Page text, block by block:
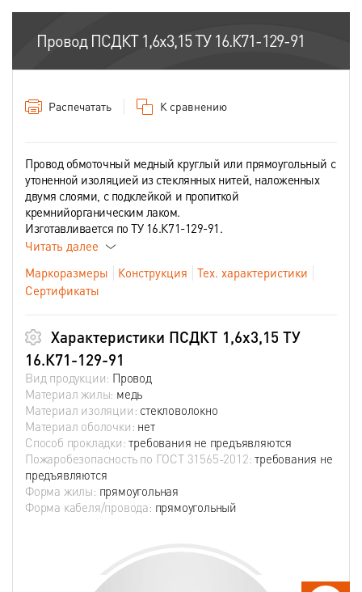
Провод ПСДКТ 1,6х3,15 ТУ 16.К71-129-91
Распечатать К сравнению
Провод обмоточный медный круглый или прямоугольный с
утоненной изоляцией из стеклянных нитей, наложенных
двумя слоями, с подклейкой и пропиткой
кремнийорганическим лаком.
Изготавливается по ТУ 16.К71-129-91.
Читать далее
Маркоразмеры
Конструкция
Тех. характеристики
Сертификаты
Характеристики ПСДКТ 1,6х3,15 ТУ
16.К71-129-91
Вид продукции: Провод
Материал жилы: медь
Материал изоляции: стекловолокно
Материал оболочки: нет
Способ прокладки:требования не предъявляются
Пожаробезопасность по ГОСТ 31565-2012:требования не
предъявляются
Форма жилы: прямоугольная
Форма кабеля/провода: прямоугольный